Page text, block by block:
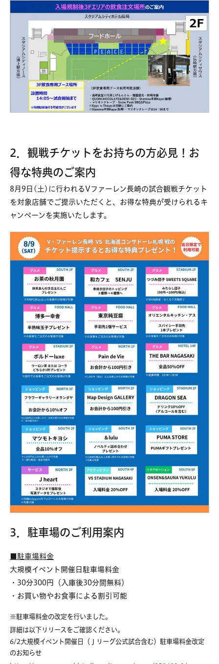
2 ．観戦チケットをお持ちの方必見！お
得な特典のご案内
8月9日(土)に行われるVファーレン長崎の試合観戦チケット
を対象店舗でご提示いただくと、お得な特典が受けられるキ
ャンペーンを実施いたします。
3．駐車場のご利用案内
■駐車場料金
大規模イベント開催日駐車場料金
・30分300円（入庫後30分間無料）
・お買い物やお食事による割引可能
※駐車場料金の改定を行いました。
詳細は以下リリースをご確認ください。
6/2大規模イベント開催日（Ｊリーグ公式試合含む）駐車場料金改定
のお知らせ